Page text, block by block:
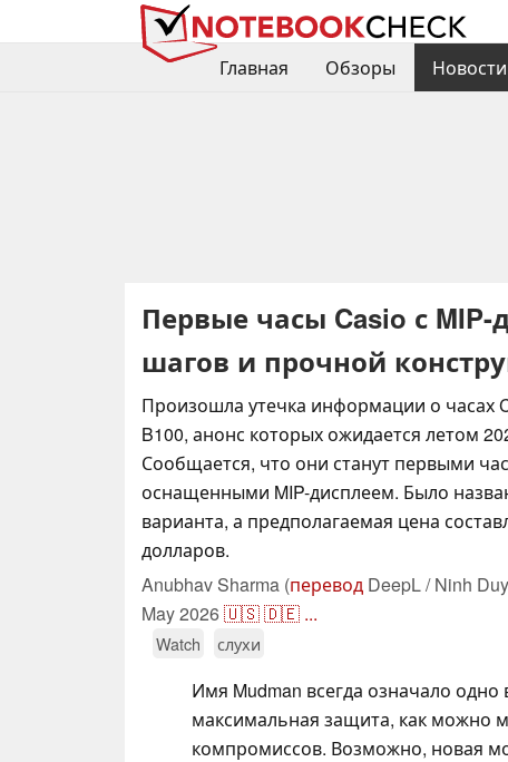
Главная
Обзоры Новости
Первые часы Casio с
шагов и прочной
Произошла утечка информации о часах
B100, анонс которых ожидается летом
Сообщается, что они станут первыми
оснащенными MIP-дисплеем. Было
варианта, а предполагаемая цена
долларов.
Anubhav Sharma (перевод DeepL / Ninh
May 2026🇺🇸🇩🇪 ...
Watch слухи
Имя Mudman всегда означало одно
максимальная защита, как можно
компромиссов. Возможно, новая